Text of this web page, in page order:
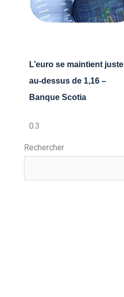
L’euro se maintient juste
au-dessus de 1,16 –
Banque Scotia
Rechercher